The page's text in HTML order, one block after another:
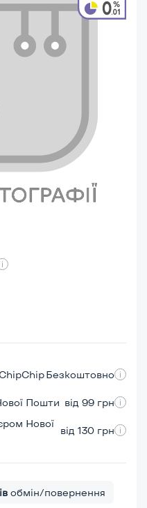
Безкоштовно
Пошти від 99 грн
Нової
від 130 грн
обмін/повернення